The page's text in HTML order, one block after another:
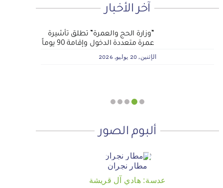
آخر الأخبار
الجمعية الخيرية للخدمات الاجتماعية
بنجران تنفذ مشروعي تأثيث المنازل
وسداد الإيجارات بدعم من منصة ديم
للمنح التنموي
“وزارة الحج والعمرة” تطلق تأشيرة
عمرة متعددة الدخول وإقامة 90 يوماً
الإثنين, 20 يوليو, 2026
أجتاحني الخريف .. و أعادني الربيع
الأحد, 19 يوليو, 2026
لماذا نعمل 8 ساعات؟
الجمعة, 3 يوليو, 2026
المنطقة الآمنة
الخميس, 2 يوليو, 2026
ألبوم الصور
مطار نجران
عدسة: هادي آل قريشة